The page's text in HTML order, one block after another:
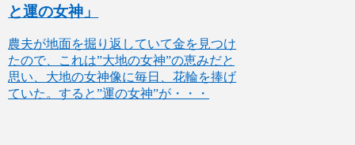
と運の女神」
農夫が地面を掘り返していて金を見つけ
たので、これは”大地の女神”の恵みだと
思い、大地の女神像に毎日、花輪を捧げ
ていた。すると”運の女神”が・・・